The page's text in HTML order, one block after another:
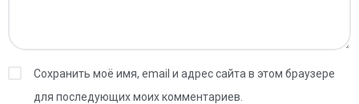
Сохранить моё имя, email и адрес сайта в этом браузере
для последующих моих комментариев.